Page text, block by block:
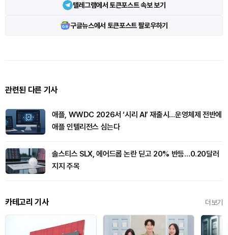
텔레그램에서 토큰포스트 속보 보기
구글뉴스에서 토큰포스트 팔로우하기
관련된 다른 기사
애플, WWDC 2026서 ‘시리 AI’ 재출시…운영체제 전반에
애플 인텔리전스 심는다
솔스티스 SLX, 에어드롭 논란 딛고 20% 반등…0.20달러
지지 주목
카테고리 기사 더보기